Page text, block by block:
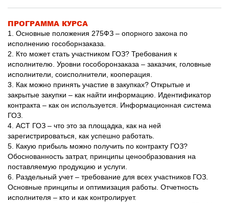
ПРОГРАММА КУРСА
1. Основные положения 275ФЗ – опорного закона по
исполнению гособорнзаказа.
2. Кто может стать участником ГОЗ? Требования к
исполнителю. Уровни гособоронзаказа – заказчик, головные
исполнители, соисполнители, кооперация.
3. Как можно принять участие в закупках? Открытые и
закрытые закупки – как найти информацию. Идентификатор
контракта – как он используется. Информационная система
ГОЗ.
4. АСТ ГОЗ – что это за площадка, как на ней
зарегистрироваться, как успешно работать.
5. Какую прибыль можно получить по контракту ГОЗ?
Обоснованность затрат, принципы ценообразования на
поставляемую продукцию и услуги.
6. Раздельный учет – требование для всех участников ГОЗ.
Основные принципы и оптимизация работы. Отчетность
исполнителя – кто и как контролирует.